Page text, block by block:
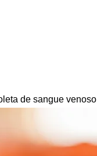
de sangue venoso